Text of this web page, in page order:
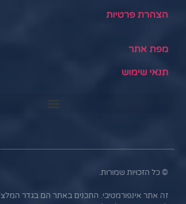
הצהרת פרטיות
מפת אתר
תנאי שימוש
© כל הזכויות שמורות.
זה אתר אינפורמטיבי. התכנים באתר הם בגדר